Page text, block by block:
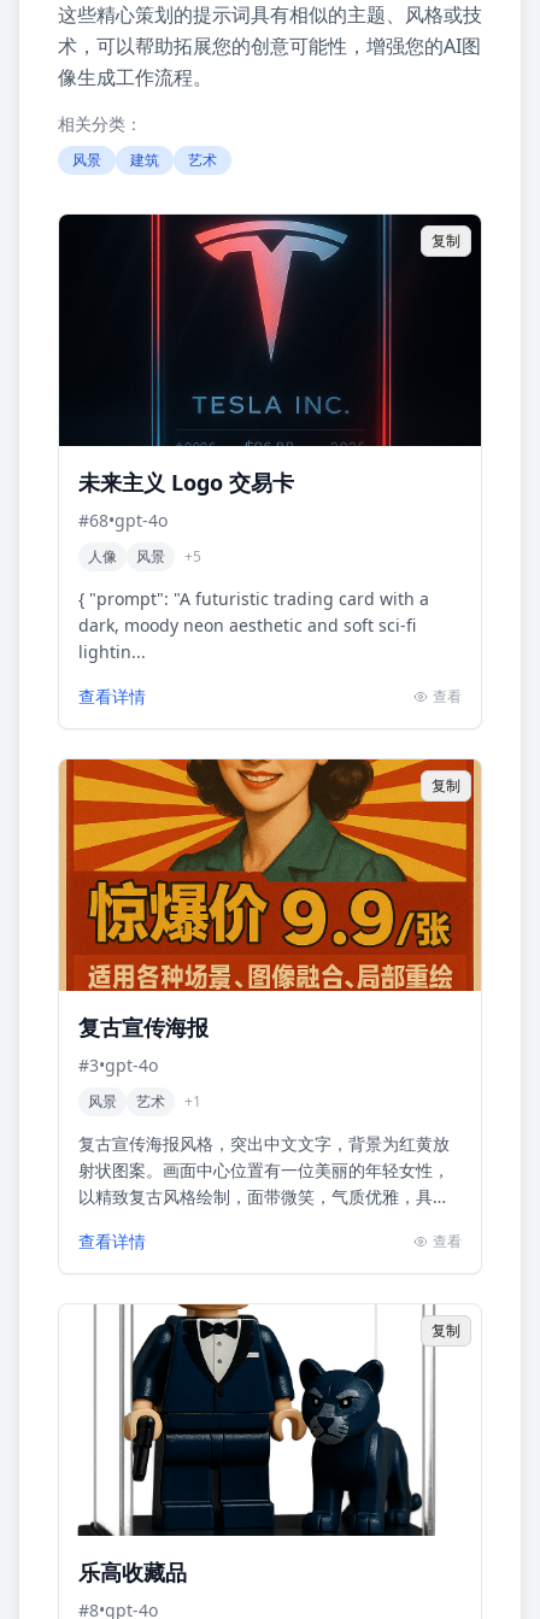
这些精心策划的提示词具有相似的主题、风格或技
术，可以帮助拓展您的创意可能性，增强您的AI图
像生成工作流程。
相关分类：
风景 建筑 艺术
复制
未来主义 Logo 交易卡
#68•gpt-4o
人像 风景 +5
{ "prompt": "A futuristic trading card with a
dark, moody neon aesthetic and soft sci-fi
lightin...
查看详情
查看
复制
复古宣传海报
#3•gpt-4o
风景 艺术 +1
复古宣传海报风格，突出中文文字，背景为红黄放
射状图案。画面中心位置有一位美丽的年轻女性，
以精致复古风格绘制，面带微笑，气质优雅，具有
强调‘惊爆价9.9/...
查看详情 查看
复制
乐高收藏品
#8•gpt-4o